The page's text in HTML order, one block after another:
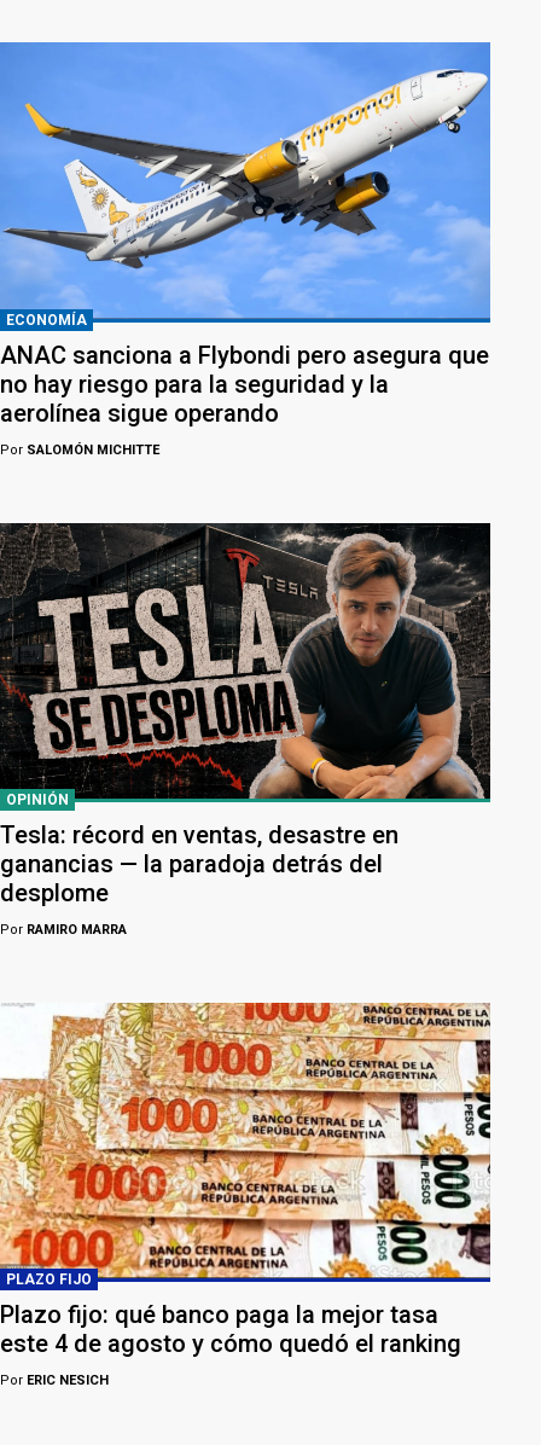
ECONOMÍA
ANAC sanciona a Flybondi pero asegura que
no hay riesgo para la seguridad y la
aerolínea sigue operando
Por SALOMÓN MICHITTE
OPINIÓN
Tesla: récord en ventas, desastre en
ganancias — la paradoja detrás del
desplome
Por RAMIRO MARRA
PLAZO FIJO
Plazo fijo: qué banco paga la mejor tasa
este 4 de agosto y cómo quedó el ranking
Por ERIC NESICH